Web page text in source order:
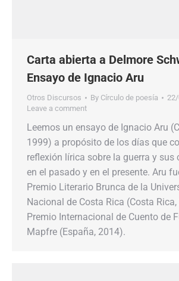
Carta abierta a Delmore
Ensayo de Ignacio Aru
Otros Discursos By Círculo de poesía
Leave a comment
Leemos un ensayo de Ignacio Aru
1999) a propósito de los días que
reflexión lírica sobre la guerra y sus
en el pasado y en el presente. Aru
Premio Literario Brunca de la
Nacional de Costa Rica (Costa
Premio Internacional de Cuento de
Mapfre (España, 2014).